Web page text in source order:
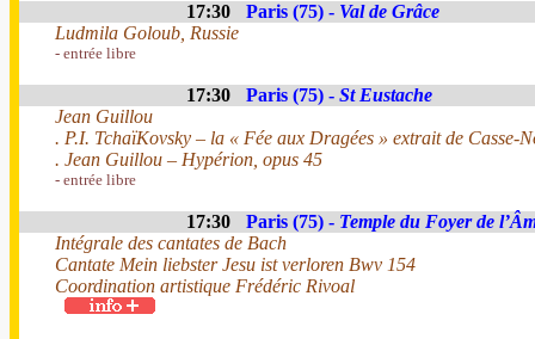
17:30 Paris (75) - Val de Grâce
Ludmila Goloub, Russie
- entrée libre
17:30 Paris (75) - St Eustache
Jean Guillou
. P.I. TchaïKovsky – la « Fée aux Dragées » extrait de Casse-
. Jean Guillou – Hypérion, opus 45
- entrée libre
17:30 Paris (75) - Temple du Foyer de
Intégrale des cantates de Bach
Cantate Mein liebster Jesu ist verloren Bwv 154
Coordination artistique Frédéric Rivoal